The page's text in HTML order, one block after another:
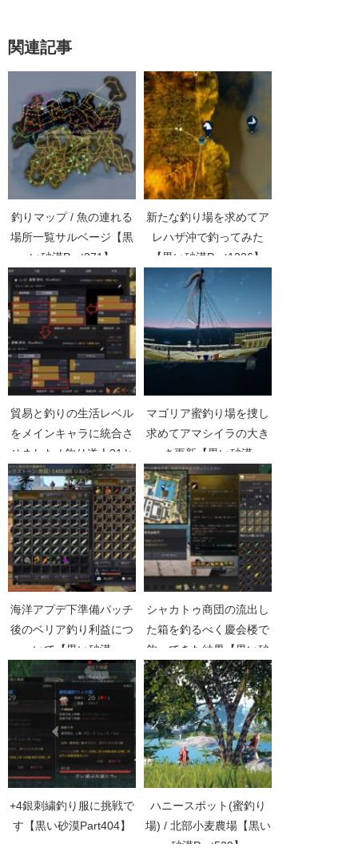
関連記事
釣りマップ / 魚の連れる
場所一覧サルベージ【黒
い砂漠Part371】
新たな釣り場を求めてア
レハザ沖で釣ってみた
【黒い砂漠Part1236】
貿易と釣りの生活レベル
をメインキャラに統合さ
せました / 釣り道人31と
貿易道人3【黒い砂漠
Part2621】
マゴリア蜜釣り場を捜し
求めてアマシイラの大き
さ更新【黒い砂漠
Part1671】
海洋アプデ下準備パッチ
後のベリア釣り利益につ
いて【黒い砂漠
Part922】
シャカトゥ商団の流出し
た箱を釣るべく慶会楼で
釣ってきた結果【黒い砂
漠Part4913】
+4銀刺繍釣り服に挑戦で
す【黒い砂漠Part404】
ハニースポット(蜜釣り
場) / 北部小麦農場【黒い
砂漠Part520】